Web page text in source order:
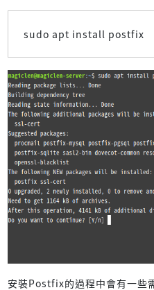
sudo apt install postfix
安裝Postfix的過程中會有一些